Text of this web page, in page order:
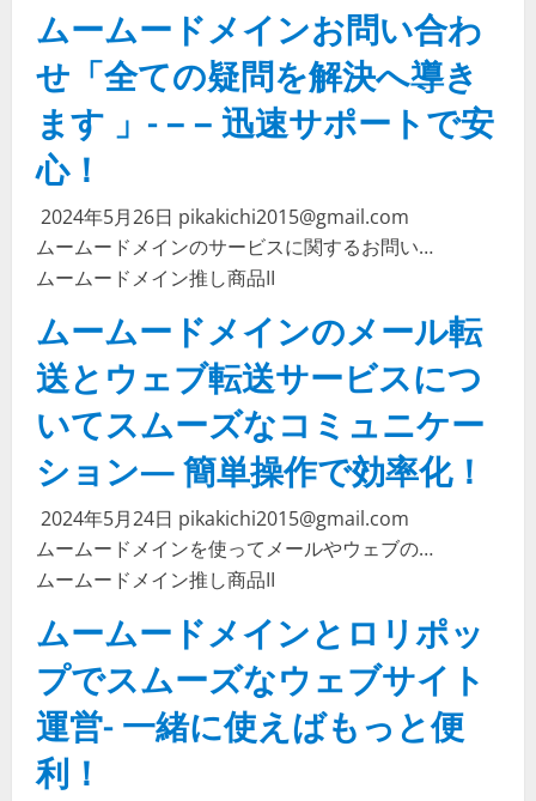
ムームードメインお問い合わ
せ「全ての疑問を解決へ導き
ます 」- – – 迅速サポートで安
心！
2024年5月26日 pikakichi2015@gmail.com
ムームードメインのサービスに関するお問い…
ムームードメイン推し商品II
ムームードメインのメール転
送とウェブ転送サービスにつ
いてスムーズなコミュニケー
ション— 簡単操作で効率化！
2024年5月24日 pikakichi2015@gmail.com
ムームードメインを使ってメールやウェブの…
ムームードメイン推し商品II
ムームードメインとロリポッ
プでスムーズなウェブサイト
運営- 一緒に使えばもっと便
利！